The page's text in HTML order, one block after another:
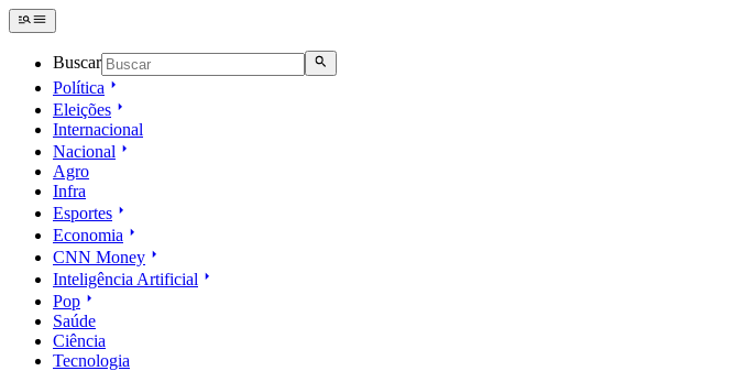
Buscar
Política
Eleições
Internacional
Nacional
Agro
Infra
Esportes
Economia
CNN Money
Inteligência Artificial
Pop
Saúde
Ciência
Tecnologia